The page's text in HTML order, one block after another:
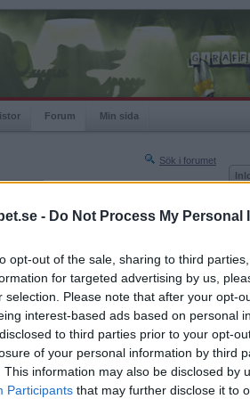
- Do Not Process My Personal
opt-out of the sale, sharing to third
for targeted advertising by us,
selection. Please note that after your opt-
interest-based ads based on personal
to third parties prior to your opt-
of your personal information by third
This information may also be disclosed by
Participants that may further disclose it to
Forum Min sida
Sök i forumet
Nästa sida »
2005-10-31 00:17
2005-10-31 00:43